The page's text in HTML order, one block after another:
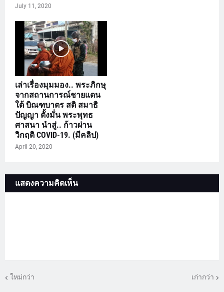
July 11, 2020
เล่าเรื่องมุมมอง.. พระภิกษุ
จากสถานการณ์​ชายแดน
ใต้​ บิณฑบาตร​ สติ​ สมาธิ​
ปัญญา​ ตั้งมั่น​ พระพุทธ​
ศาสนา​ นำสู่.. ก้าวผ่าน
วิกฤติ​ COVID-19.​ (มีคลิป)
April 20, 2020
แสดงความคิดเห็น
ใหม่กว่า เก่ากว่า